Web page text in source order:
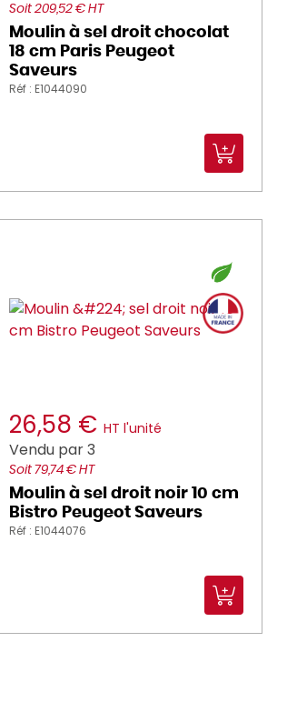
Soit 209,52 € HT
Moulin à sel droit chocolat
18 cm Paris Peugeot
Saveurs
Réf : E1044090
26,58 € HT l'unité
Vendu par 3
Soit 79,74 € HT
Moulin à sel droit noir 10 cm
Bistro Peugeot Saveurs
Réf : E1044076